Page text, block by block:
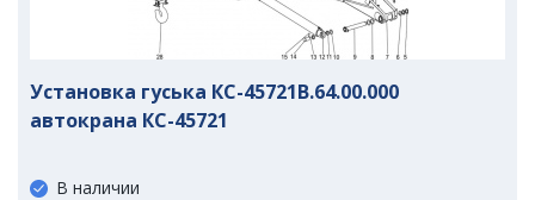
Установка гуська КС-45721В.64.00.000
автокрана КС-45721
В наличии